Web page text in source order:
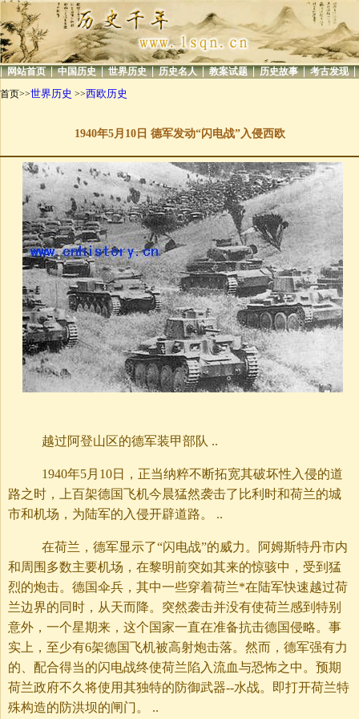
| 网站首页 | 中国历史 | 世界历史 | 历史名人 | 教案试题 | 历史故事 | 考古发现 |
首页>>世界历史 >>西欧历史
1940年5月10日 德军发动“闪电战”入侵西欧
越过阿登山区的德军装甲部队 ..
1940年5月10日，正当纳粹不断拓宽其破坏性入侵的道
路之时，上百架德国飞机今晨猛然袭击了比利时和荷兰的城
市和机场，为陆军的入侵开辟道路。 ..
在荷兰，德军显示了“闪电战”的威力。阿姆斯特丹市内
和周围多数主要机场，在黎明前突如其来的惊骇中，受到猛
烈的炮击。德国伞兵，其中一些穿着荷兰*在陆军快速越过荷
兰边界的同时，从天而降。突然袭击并没有使荷兰感到特别
意外，一个星期来，这个国家一直在准备抗击德国侵略。事
实上，至少有6架德国飞机被高射炮击落。然而，德军强有力
的、配合得当的闪电战终使荷兰陷入流血与恐怖之中。预期
荷兰政府不久将使用其独特的防御武器--水战。即打开荷兰特
殊构造的防洪坝的闸门。 ..